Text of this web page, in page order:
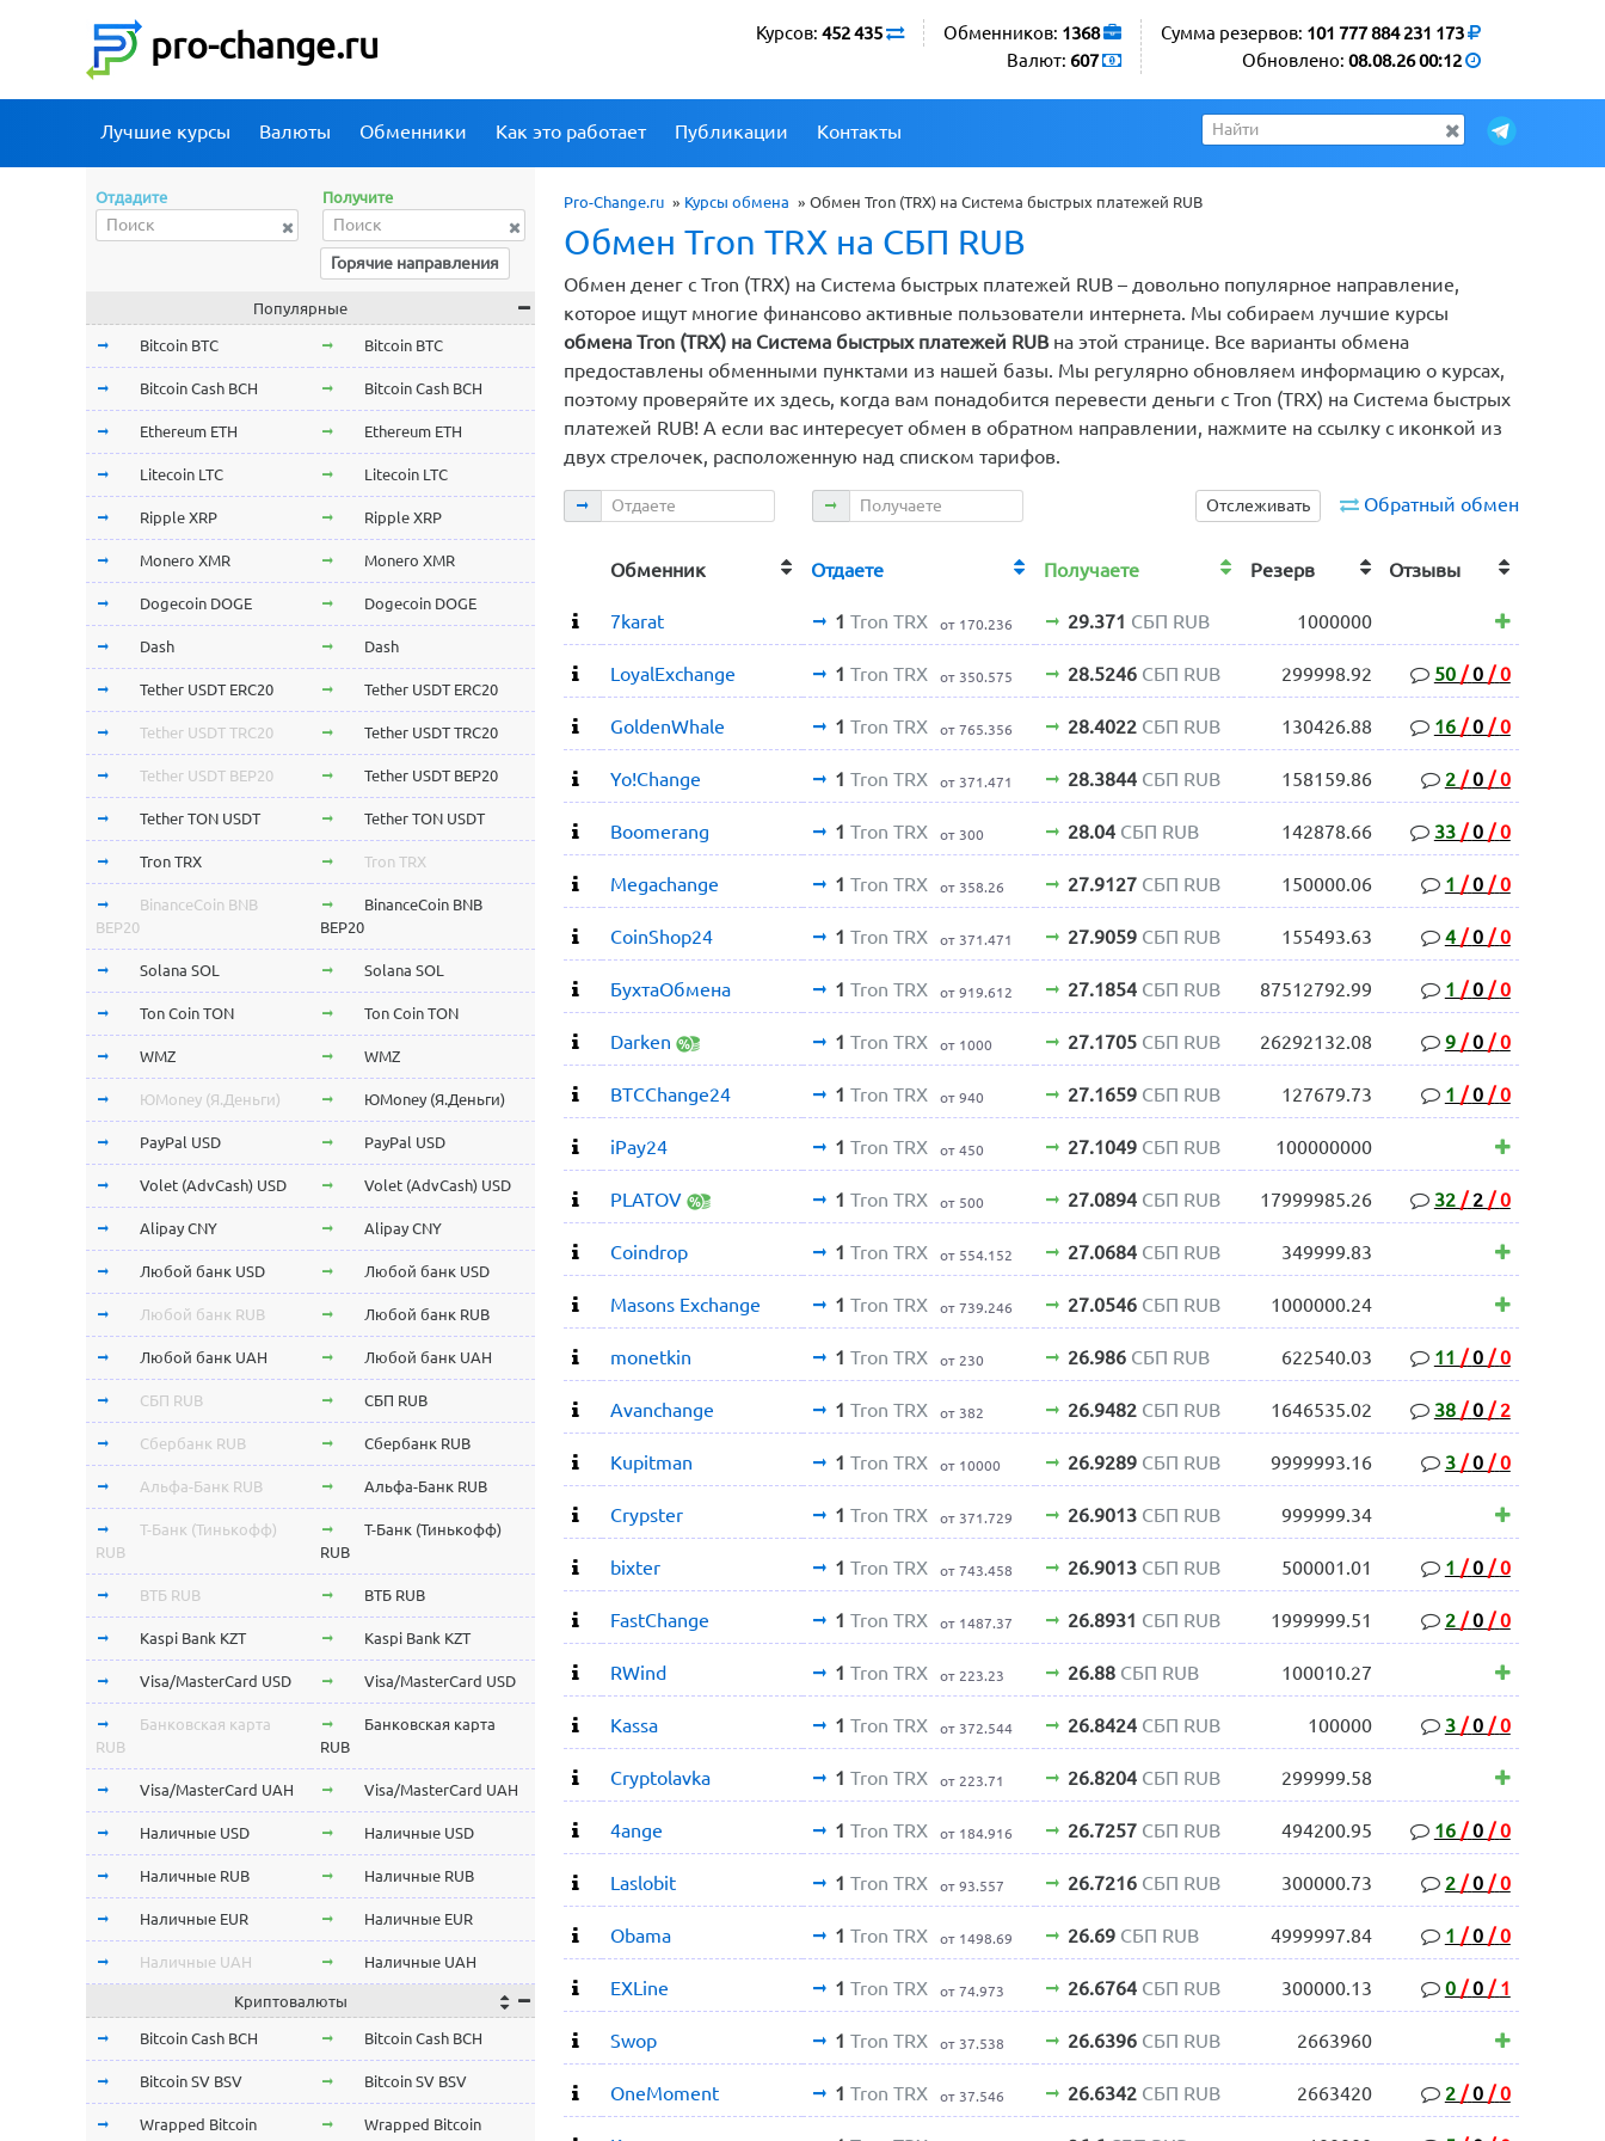
pro-change.ru Сумма резервов: 101 777 884 231 173
Обновлено: 08.08.26 00:12
Обменников: 1368
Валют: 607
Курсов: 452 435
Лучшие курсы Валюты Обменники Как это работает Публикации Контакты
Pro-Change.ru » Курсы обмена » Обмен Tron (TRX) на Система быстрых платежей RUB
Обмен Tron TRX на СБП RUB
Обмен денег с Tron (TRX) на Система быстрых платежей RUB – довольно популярное направление,
которое ищут многие финансово активные пользователи интернета. Мы собираем лучшие курсы
обмена Tron (TRX) на Система быстрых платежей RUB на этой странице. Все варианты обмена
предоставлены обменными пунктами из нашей базы. Мы регулярно обновляем информацию о курсах,
поэтому проверяйте их здесь, когда вам понадобится перевести деньги с Tron (TRX) на Система быстрых
платежей RUB! А если вас интересует обмен в обратном направлении, нажмите на ссылку с иконкой из
двух стрелочек, расположенную над списком тарифов.
Обратный обмен
Отслеживать
Отдаете Получаете
Обменник Отдаете Получаете Резерв Отзывы
7karat 1 Tron TRX от 170.236 29.371 СБП RUB 1000000
LoyalExchange 1 Tron TRX от 350.575 28.5246 СБП RUB 299998.92 50 / 0 / 0
GoldenWhale 1 Tron TRX от 765.356 28.4022 СБП RUB 130426.88 16 / 0 / 0
Yo!Change 1 Tron TRX от 371.471 28.3844 СБП RUB 158159.86 2 / 0 / 0
Boomerang 1 Tron TRX от 300 28.04 СБП RUB 142878.66 33 / 0 / 0
Megachange 1 Tron TRX от 358.26 27.9127 СБП RUB 150000.06 1 / 0 / 0
CoinShop24 1 Tron TRX от 371.471 27.9059 СБП RUB 155493.63 4 / 0 / 0
БухтаОбмена 1 Tron TRX от 919.612 27.1854 СБП RUB 87512792.99 1 / 0 / 0
Darken 1 Tron TRX от 1000 27.1705 СБП RUB 26292132.08 9 / 0 / 0
BTCChange24 1 Tron TRX от 940 27.1659 СБП RUB 127679.73 1 / 0 / 0
iPay24 1 Tron TRX от 450 27.1049 СБП RUB 100000000
PLATOV 1 Tron TRX от 500 27.0894 СБП RUB 17999985.26 32 / 2 / 0
Coindrop 1 Tron TRX от 554.152 27.0684 СБП RUB 349999.83
Masons Exchange 1 Tron TRX от 739.246 27.0546 СБП RUB 1000000.24
monetkin 1 Tron TRX от 230 26.986 СБП RUB 622540.03 11 / 0 / 0
Avanchange 1 Tron TRX от 382 26.9482 СБП RUB 1646535.02 38 / 0 / 2
Kupitman 1 Tron TRX от 10000 26.9289 СБП RUB 9999993.16 3 / 0 / 0
Crypster 1 Tron TRX от 371.729 26.9013 СБП RUB 999999.34
bixter 1 Tron TRX от 743.458 26.9013 СБП RUB 500001.01 1 / 0 / 0
FastChange 1 Tron TRX от 1487.37 26.8931 СБП RUB 1999999.51 2 / 0 / 0
RWind 1 Tron TRX от 223.23 26.88 СБП RUB 100010.27
Kassa 1 Tron TRX от 372.544 26.8424 СБП RUB 100000 3 / 0 / 0
Cryptolavka 1 Tron TRX от 223.71 26.8204 СБП RUB 299999.58
4ange 1 Tron TRX от 184.916 26.7257 СБП RUB 494200.95 16 / 0 / 0
Laslobit 1 Tron TRX от 93.557 26.7216 СБП RUB 300000.73 2 / 0 / 0
Obama 1 Tron TRX от 1498.69 26.69 СБП RUB 4999997.84 1 / 0 / 0
EXLine 1 Tron TRX от 74.973 26.6764 СБП RUB 300000.13 0 / 0 / 1
Swop 1 Tron TRX от 37.538 26.6396 СБП RUB 2663960
OneMoment 1 Tron TRX от 37.546 26.6342 СБП RUB 2663420 2 / 0 / 0
Отдадите Получите
Горячие направления
Популярные
Bitcoin BTC Bitcoin BTC
Bitcoin Cash BCH Bitcoin Cash BCH
Ethereum ETH Ethereum ETH
Litecoin LTC Litecoin LTC
Ripple XRP Ripple XRP
Monero XMR Monero XMR
Dogecoin DOGE Dogecoin DOGE
Dash Dash
Tether USDT ERC20 Tether USDT ERC20
Tether USDT TRC20 Tether USDT TRC20
Tether USDT BEP20 Tether USDT BEP20
Tether TON USDT Tether TON USDT
Tron TRX Tron TRX
BinanceCoin BNB
BEP20
BinanceCoin BNB
BEP20
Solana SOL Solana SOL
Ton Coin TON Ton Coin TON
WMZ WMZ
ЮMoney (Я.Деньги) ЮMoney (Я.Деньги)
PayPal USD PayPal USD
Volet (AdvCash) USD Volet (AdvCash) USD
Alipay CNY Alipay CNY
Любой банк USD Любой банк USD
Любой банк RUB Любой банк RUB
Любой банк UAH Любой банк UAH
СБП RUB СБП RUB
Сбербанк RUB Сбербанк RUB
Альфа-Банк RUB Альфа-Банк RUB
Т-Банк (Тинькофф)
RUB
Т-Банк (Тинькофф)
RUB
ВТБ RUB ВТБ RUB
Kaspi Bank KZT Kaspi Bank KZT
Visa/MasterCard USD Visa/MasterCard USD
Банковская карта
RUB
Банковская карта
RUB
Visa/MasterCard UAH Visa/MasterCard UAH
Наличные USD Наличные USD
Наличные RUB Наличные RUB
Наличные EUR Наличные EUR
Наличные UAH Наличные UAH
Криптовалюты
Bitcoin Cash BCH Bitcoin Cash BCH
Bitcoin SV BSV Bitcoin SV BSV
Wrapped Bitcoin
Wrapped Bitcoin